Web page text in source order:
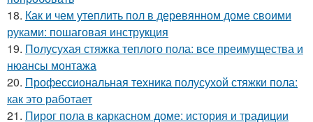
18. Как и чем утеплить пол в деревянном доме своими
руками: пошаговая инструкция
19. Полусухая стяжка теплого пола: все преимущества и
нюансы монтажа
20. Профессиональная техника полусухой стяжки пола:
как это работает
21. Пирог пола в каркасном доме: история и традиции